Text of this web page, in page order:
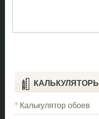
КАЛЬКУЛЯТОРЫ
Калькулятор обоев